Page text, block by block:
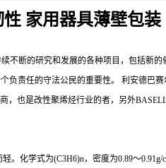
家用器具薄壁包装
不断的研究和发展的各种项目，包括新
负责任的守法公民的重要性。
利安德巴
，也是改性聚烯烃行业的者，另外
轻。化学式为(C3H6)n，密度为0.89～